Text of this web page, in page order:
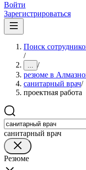
Войти
Зарегистрироваться
Поиск
/
... /
резюме в
санитарный врач/
проектная работа
санитарный врач
Резюме